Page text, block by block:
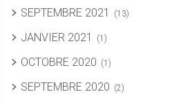
SEPTEMBRE 2021 (13)
JANVIER 2021 (1)
OCTOBRE 2020 (1)
SEPTEMBRE 2020 (2)